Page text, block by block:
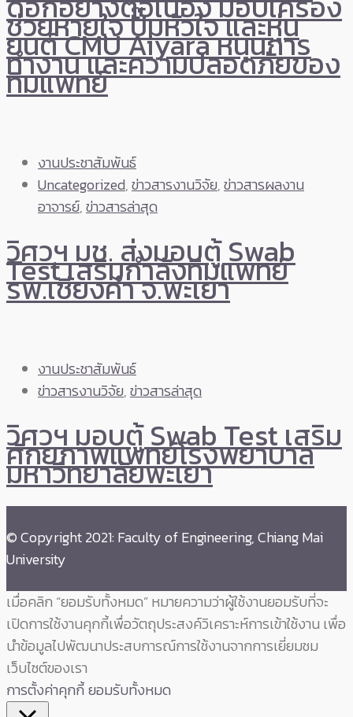
ช่วยหายใจ ปั๊มหัวใจ และหุ่น
ยนต์ CMU Aiyara หนุนการ
ทำงาน และความปลอดภัยของ
ทีมแพทย์
งานประชาสัมพันธ์
Uncategorized,ข่าวสารงานวิจัย,ข่าวสารผลงาน
อาจารย์,ข่าวสารล่าสุด
วิศวฯ มช. ส่งมอบตู้ Swab
Test เสริมกำลังทีมแพทย์
รพ.เชียงคำ จ.พะเยา
งานประชาสัมพันธ์
ข่าวสารงานวิจัย,ข่าวสารล่าสุด
วิศวฯ มอบตู้ Swab Test เสริม
ศักยภาพแพทย์โรงพยาบาล
มหาวิทยาลัยพะเยา
© Copyright 2021: Faculty of Engineering, Chiang Mai
University
เมื่อคลิก “ยอมรับทั้งหมด” หมายความว่าผู้ใช้งานยอมรับที่จะ
เปิดการใช้งานคุกกี้เพื่อวัตถุประสงค์วิเคราะห์การเข้าใช้งาน เพื่อ
นำข้อมูลไปพัฒนาประสบการณ์การใช้งานจากการเยี่ยมชม
เว็บไซต์ของเรา
การตั้งค่าคุกกี้ยอมรับทั้งหมด